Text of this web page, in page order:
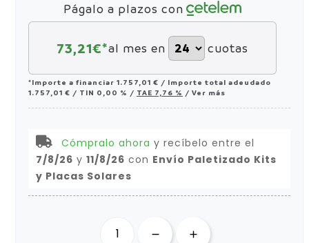
Págalo a plazos con
73,21€*al mes en cuotas
*Importe a financiar 1.757,01 € / Importe total adeudado
1.757,01 € / TIN 0,00 % / TAE 7,76 % / Ver más
Cómpralo ahora y recíbelo entre el
7/8/26 y 11/8/26 con Envío Paletizado Kits
y Placas Solares